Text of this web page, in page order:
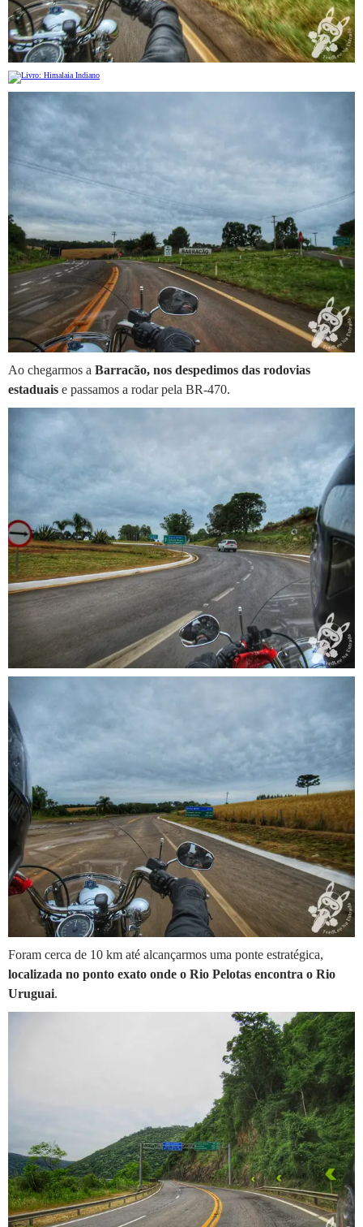
Ao chegarmos a Barracão, nos despedimos das rodovias
estaduais e passamos a rodar pela BR-470.
Foram cerca de 10 km até alcançarmos uma ponte estratégica,
localizada no ponto exato onde o Rio Pelotas encontra o Rio
Uruguai.